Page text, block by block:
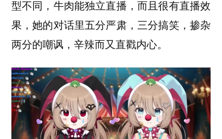
型不同，牛肉能独立直播，而且很有直播效
果，她的对话里五分严肃，三分搞笑，掺杂
两分的嘲讽，辛辣而又直戳内心。